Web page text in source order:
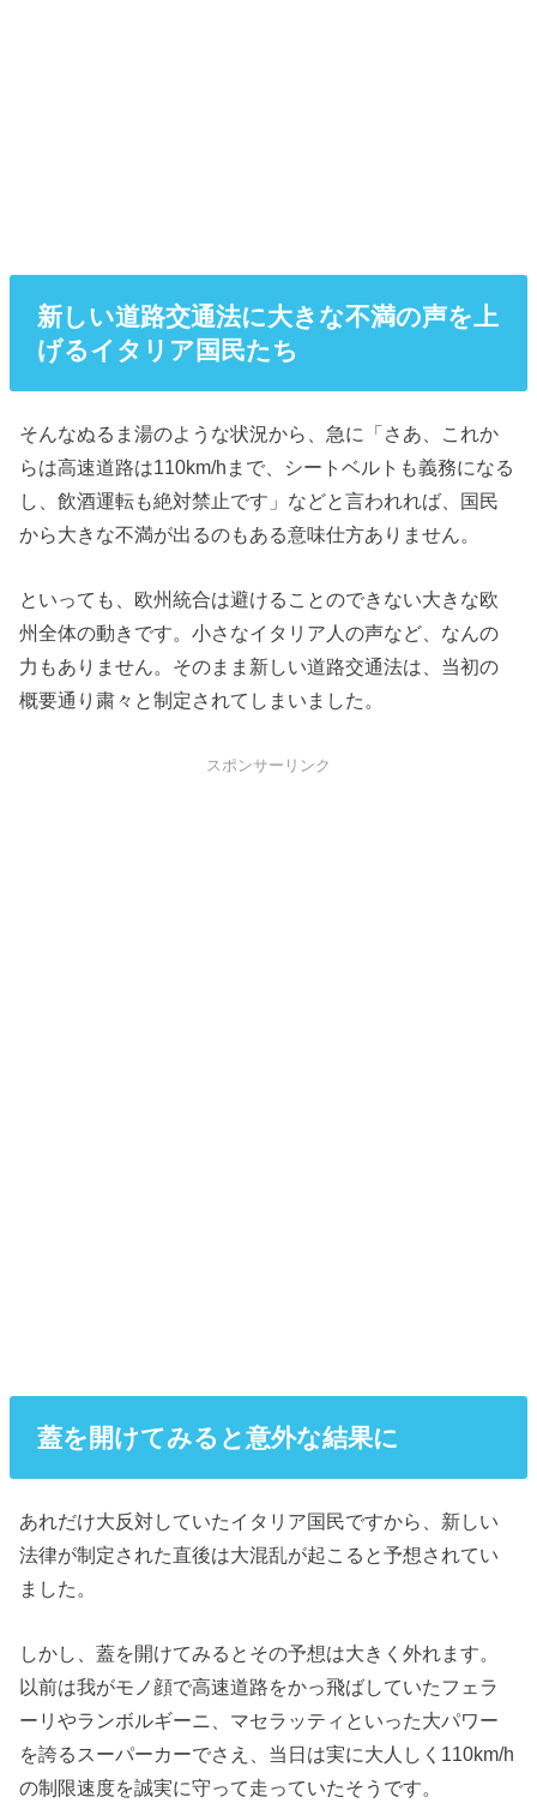
新しい道路交通法に大きな不満の声を上
げるイタリア国民たち
そんなぬるま湯のような状況から、急に「さあ、これか
らは高速道路は110km/hまで、シートベルトも義務になる
し、飲酒運転も絶対禁止です」などと言われれば、国民
から大きな不満が出るのもある意味仕方ありません。
といっても、欧州統合は避けることのできない大きな欧
州全体の動きです。小さなイタリア人の声など、なんの
力もありません。そのまま新しい道路交通法は、当初の
概要通り粛々と制定されてしまいました。
スポンサーリンク
蓋を開けてみると意外な結果に
あれだけ大反対していたイタリア国民ですから、新しい
法律が制定された直後は大混乱が起こると予想されてい
ました。
しかし、蓋を開けてみるとその予想は大きく外れます。
以前は我がモノ顔で高速道路をかっ飛ばしていたフェラ
ーリやランボルギーニ、マセラッティといった大パワー
を誇るスーパーカーでさえ、当日は実に大人しく110km/h
の制限速度を誠実に守って走っていたそうです。